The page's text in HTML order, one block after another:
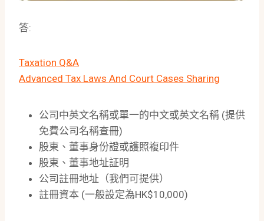
答:
Taxation Q&A
Advanced Tax Laws And Court Cases Sharing
公司中英文名稱或單一的中文或英文名稱 (提供
免費公司名稱查冊)
股東、董事身份證或護照複印件
股東、董事地址証明
公司註冊地址（我們可提供）
註冊資本 (一般設定為HK$10,000)